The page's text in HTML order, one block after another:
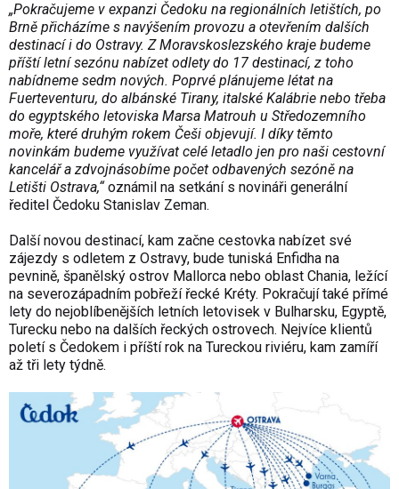
„Pokračujeme v expanzi Čedoku na regionálních letištích, po
Brně přicházíme s navýšením provozu a otevřením dalších
destinací i do Ostravy. Z Moravskoslezského kraje budeme
příští letní sezónu nabízet odlety do 17 destinací, z toho
nabídneme sedm nových. Poprvé plánujeme létat na
Fuerteventuru, do albánské Tirany, italské Kalábrie nebo třeba
do egyptského letoviska Marsa Matrouh u Středozemního
moře, které druhým rokem Češi objevují. I díky těmto
novinkám budeme využívat celé letadlo jen pro naši cestovní
kancelář a zdvojnásobíme počet odbavených sezóně na
Letišti Ostrava,“oznámil na setkání s novináři generální
ředitel Čedoku Stanislav Zeman.
Další novou destinací, kam začne cestovka nabízet své
zájezdy s odletem z Ostravy, bude tuniská Enfidha na
pevnině, španělský ostrov Mallorca nebo oblast Chania, ležící
na severozápadním pobřeží řecké Kréty. Pokračují také přímé
lety do nejoblíbenějších letních letovisek v Bulharsku, Egyptě,
Turecku nebo na dalších řeckých ostrovech. Nejvíce klientů
poletí s Čedokem i příští rok na Tureckou riviéru, kam zamíří
až tři lety týdně.